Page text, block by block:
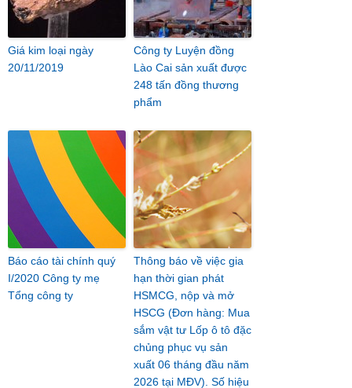
Giá kim loại ngày
20/11/2019
Công ty Luyện đồng
Lào Cai sản xuất được
248 tấn đồng thương
phẩm
Báo cáo tài chính quý
I/2020 Công ty mẹ
Tổng công ty
Thông báo về việc gia
hạn thời gian phát
HSMCG, nộp và mở
HSCG (Đơn hàng: Mua
sắm vật tư Lốp ô tô đặc
chủng phục vụ sản
xuất 06 tháng đầu năm
2026 tại MĐV). Số hiệu